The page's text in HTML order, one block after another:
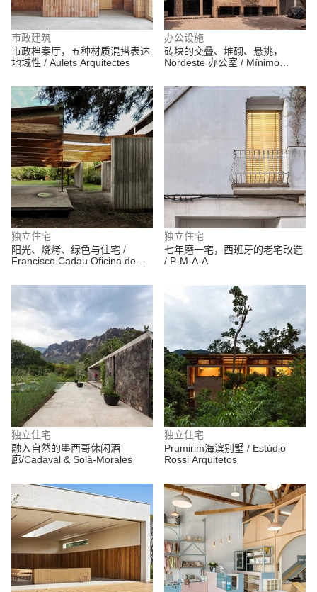
市政建筑
市政档案厅，五种材质混搭表达
地域性 / Aulets Arquitectes
办公设施
砖块的交叠、堆砌、悬挑，
Nordeste 办公室 / Mínimo
独立住宅
阳光、烧烤、绿色与住宅 /
Francisco Cadau Oficina de
独立住宅
七年磨一宅，西班牙的老宅改造
/ P-M-A-A
独立住宅
融入自然的墨西哥休闲酒
廊/Cadaval & Solà-Morales
独立住宅
Prumirim海滨别墅 / Estúdio
Rossi Arquitetos